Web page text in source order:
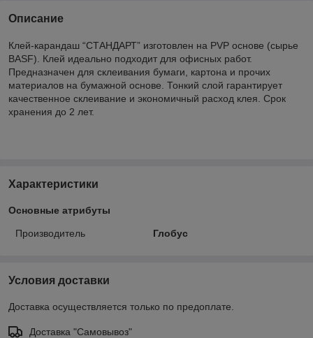
Описание
Клей-карандаш “СТАНДАРТ” изготовлен на PVP основе (сырье
BASF). Клей идеально подходит для офисных работ.
Предназначен для склеивания бумаги, картона и прочих
материалов на бумажной основе. Тонкий слой гарантирует
качественное склеивание и экономичный расход клея. Срок
хранения до 2 лет.
Характеристики
Основные атрибуты
Производитель Глобус
Условия доставки
Доставка осуществляется только по предоплате.
Доставка "Самовывоз"